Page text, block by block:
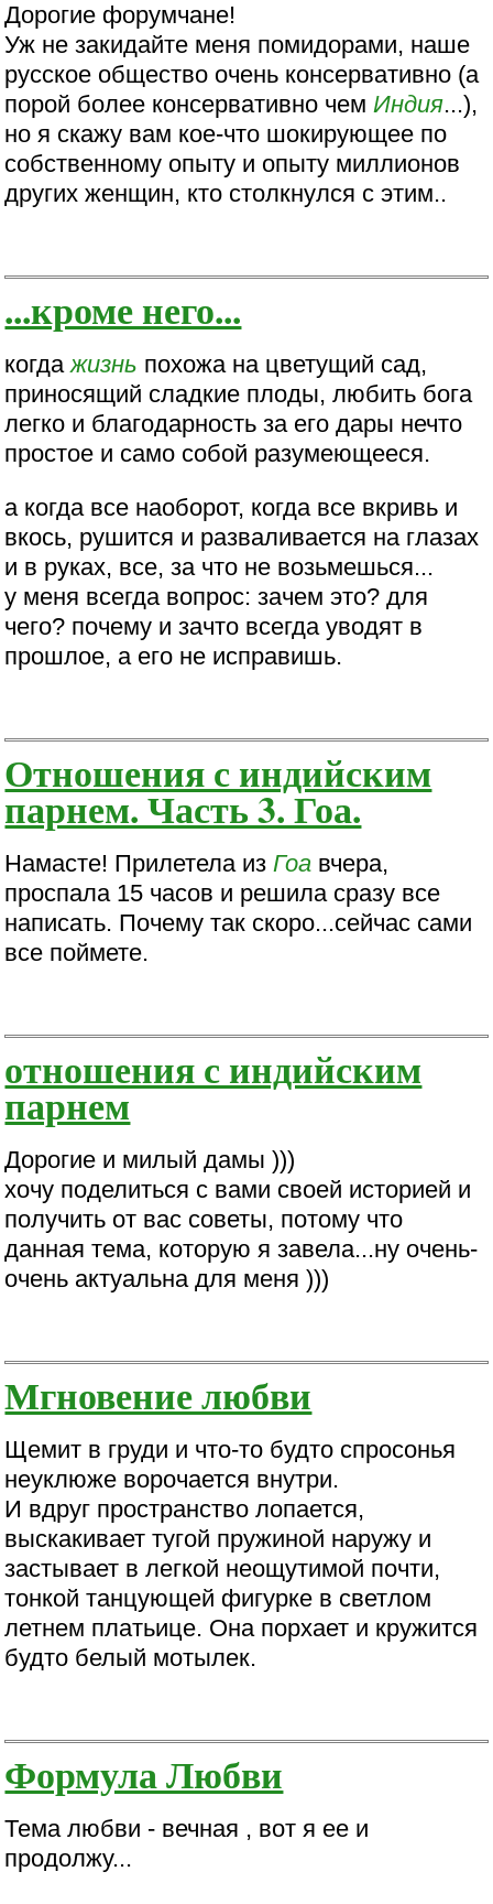
Дорогие форумчане!
Уж не закидайте меня помидорами, наше
русское общество очень консервативно (а
порой более консервативно чемИндия...),
но я скажу вам кое-что шокирующее по
собственному опыту и опыту миллионов
других женщин, кто столкнулся с этим..
...кроме него...
когдажизнь похожа на цветущий сад,
приносящий сладкие плоды, любить бога
легко и благодарность за его дары нечто
простое и само собой разумеющееся.
а когда все наоборот, когда все вкривь и
вкось, рушится и разваливается на глазах
и в руках, все, за что не возьмешься...
у меня всегда вопрос: зачем это? для
чего? почему и зачто всегда уводят в
прошлое, а его не исправишь.
Отношения с индийским
парнем. Часть 3. Гоа.
Намасте! Прилетела изГоа вчера,
проспала 15 часов и решила сразу все
написать. Почему так скоро...сейчас сами
все поймете.
отношения с индийским
парнем
Дорогие и милый дамы )))
хочу поделиться с вами своей историей и
получить от вас советы, потому что
данная тема, которую я завела...ну очень-
очень актуальна для меня )))
Мгновение любви
Щемит в груди и что-то будто спросонья
неуклюже ворочается внутри.
И вдруг пространство лопается,
выскакивает тугой пружиной наружу и
застывает в легкой неощутимой почти,
тонкой танцующей фигурке в светлом
летнем платьице. Она порхает и кружится
будто белый мотылек.
Формула Любви
Тема любви - вечная , вот я ее и
продолжу...